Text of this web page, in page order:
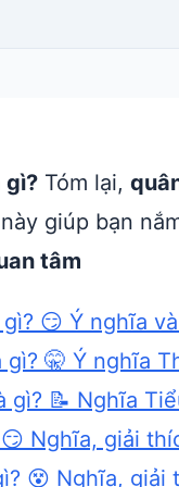
gì? Tóm lại,
giúp bạn
tâm
😏 Ý nghĩa
gì? 🤫 Ý nghĩa
gì? 📝 Nghĩa
Nghĩa, giải
😵 Nghĩa, giải